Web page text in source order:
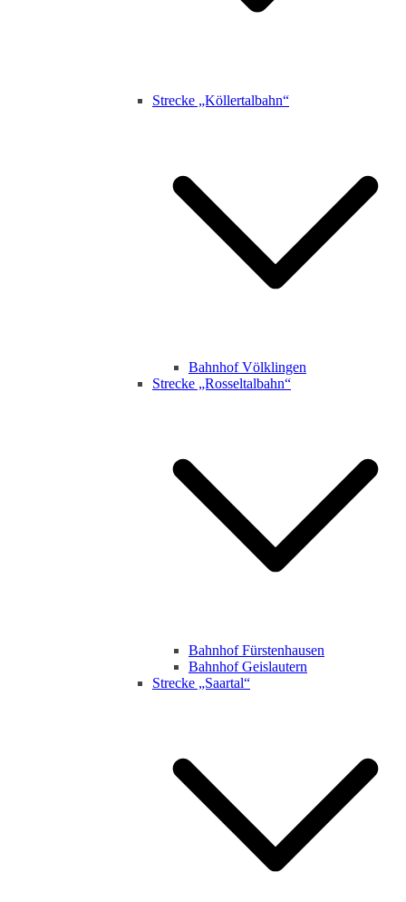
Strecke „Köllertalbahn“
Bahnhof Völklingen
Strecke „Rosseltalbahn“
Bahnhof Fürstenhausen
Bahnhof Geislautern
Strecke „Saartal“